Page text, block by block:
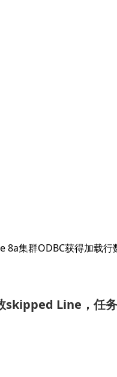
8a集群ODBC获得加载
skipped Line，任